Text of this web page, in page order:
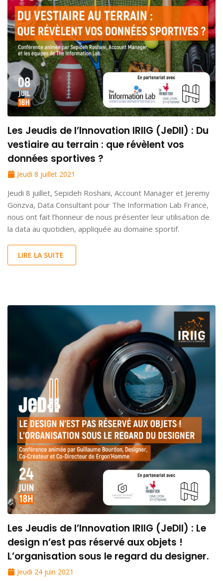
Les Jeudis de l’Innovation IRIIG (JeDII) : Du
vestiaire au terrain : que révèlent vos
données sportives ?
Jeudi 8 juillet 2021
Jeudi 8 juillet, Sepideh Roshani, Account Manager et Jeremy
Gonzva, Data Consultant pour The Information Lab France,
nous ont fait l’honneur de nous présenter leur utilisation de
la data au quotidien, appliquée au domaine sportif.
LIRE LA SUITE
Les Jeudis de l’Innovation IRIIG (JeDII) : Le
design n’est pas réservé aux objets !
L’organisation sous le regard du designer.
Jeudi 24 juin 2021